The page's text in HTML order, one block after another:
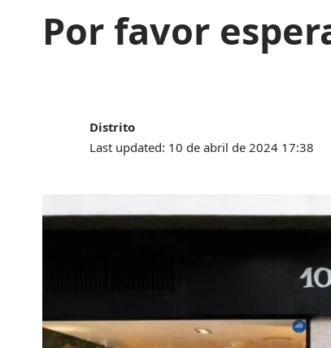
Por favor
Last updated: 10 de abril de 2024 17:38
Distrito